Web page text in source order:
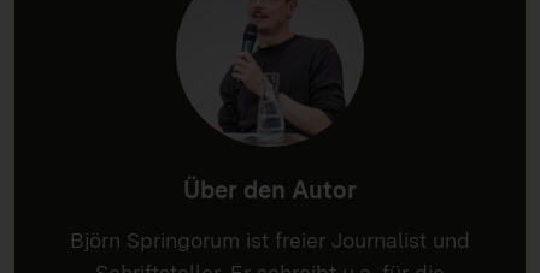
Über den Autor
Björn Springorum ist freier Journalist und